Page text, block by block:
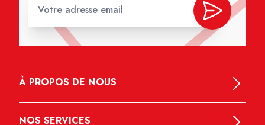
À PROPOS DE NOUS
NOS SERVICES